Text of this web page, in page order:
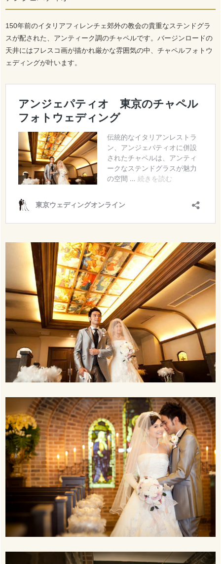
150年前のイタリアフィレンチェ郊外の教会の貴重なステンドグラ
スが配された、アンティーク調のチャペルです。バージンロードの
天井にはフレスコ画が描かれ厳かな雰囲気の中、チャペルフォトウ
ェディングが叶います。